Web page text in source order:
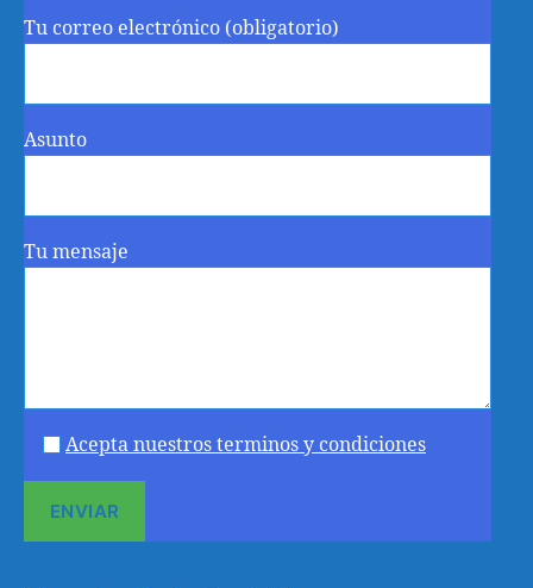
Tu correo electrónico (obligatorio)
Asunto
Tu mensaje
Acepta nuestros terminos y condiciones